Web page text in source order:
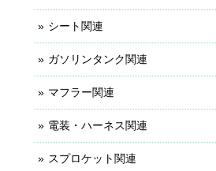
シート関連
ガソリンタンク関連
マフラー関連
電装・ハーネス関連
スプロケット関連